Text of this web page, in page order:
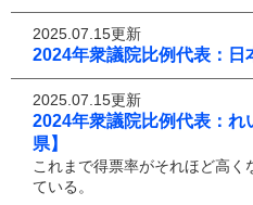
2025.07.15更新
2024年衆議院比例代表：日
2025.07.15更新
2024年衆議院比例代表：れ
県】
これまで得票率がそれほど高く
ている。